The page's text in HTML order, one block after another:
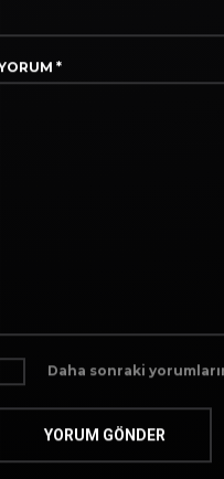
YORUM
Daha sonraki